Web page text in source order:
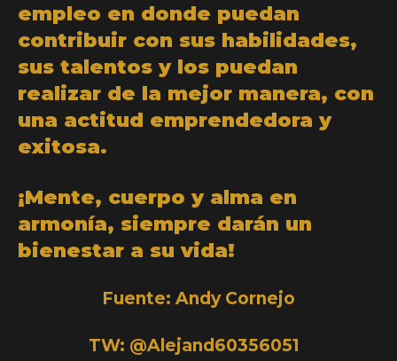
empleo en donde puedan
contribuir con sus habilidades,
sus talentos y los puedan
realizar de la mejor manera, con
una actitud emprendedora y
exitosa.
¡Mente, cuerpo y alma en
armonía, siempre darán un
bienestar a su vida!
Fuente: Andy Cornejo
TW: @Alejand60356051